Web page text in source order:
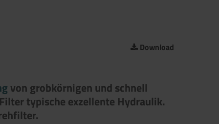
Download
von grob­körnigen und schnell
typische exzellente Hydraulik.